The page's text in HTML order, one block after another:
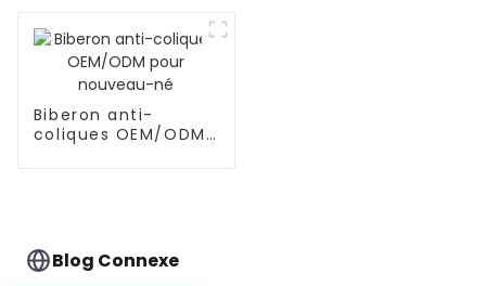
Biberon anti-
coliques OEM/ODM
Blog Connexe